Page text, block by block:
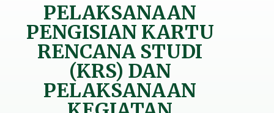
PELAKSANAAN
PENGISIAN KARTU
RENCANA STUDI
(KRS) DAN
PELAKSANAAN